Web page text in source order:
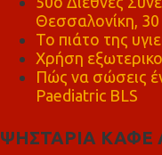
Θεσσαλονίκη, 30
Το πιάτο της
Χρήση
Πώς να σώσεις
Paediatric BLS
ΨΗΣΤΑΡΙΑ ΚΑΦΕ